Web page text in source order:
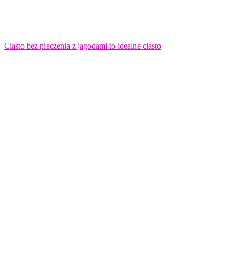
Ciasto bez pieczenia z jagodami to idealne ciasto